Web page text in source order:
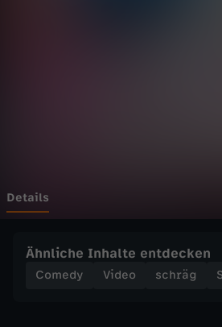
A
N
K
Details
Ähnliche Inhalte entdecken
Comedy Video schräg